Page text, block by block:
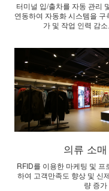
터미널 입/출차를 자동 관리
연동하여 자동화 시스템을
가 및 작업 인력 감
의류 소
RFID를 이용한 마케팅 및 프
하여 고객만족도 향상 및 신
량 증가